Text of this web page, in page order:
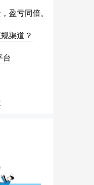
盈亏同倍。
渠道？
台